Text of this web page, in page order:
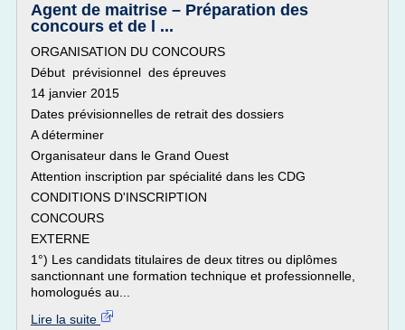
Agent de maitrise – Préparation des
concours et de l ...
ORGANISATION DU CONCOURS
Début prévisionnel des épreuves
14 janvier 2015
Dates prévisionnelles de retrait des dossiers
A déterminer
Organisateur dans le Grand Ouest
Attention inscription par spécialité dans les CDG
CONDITIONS D'INSCRIPTION
CONCOURS
EXTERNE
1°) Les candidats titulaires de deux titres ou diplômes
sanctionnant une formation technique et professionnelle,
homologués au...
Lire la suite